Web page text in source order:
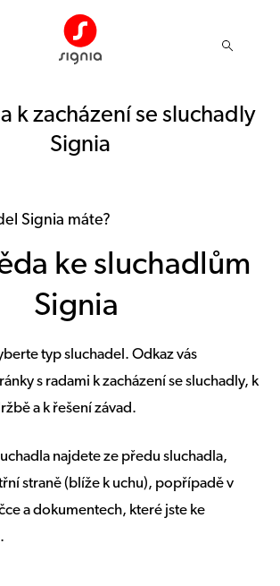
k zacházení se sluchadly
Signia
Signia máte?
ke sluchadlům
Signia
typ sluchadel. Odkaz vás
s radami k zacházení se sluchadly, k
a k řešení závad.
najdete ze předu sluchadla,
straně (blíže k uchu), popřípadě v
a dokumentech, které jste ke